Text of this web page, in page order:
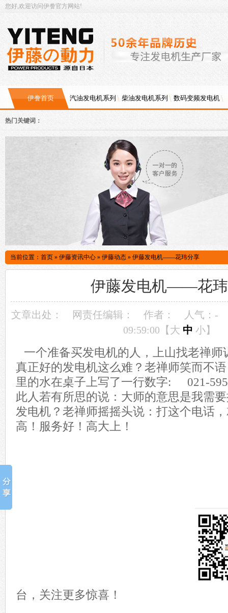
您好,欢迎访问伊誊官方网站!
伊誊首页 汽油发电机系列 柴油发电机系列 数码变频发电机
热门关键词：
当前位置： 首页 » 伊藤资讯中心 » 伊藤动态 » 伊藤发电机——花玮分享
伊藤发电机——花
文章出处： 网责任编辑： 作者： 人气： -
09:59:00【 大 中 小】
一个准备买发电机的人，上山找老禅师
真正好的发电机这么难？老禅师笑而不
里的水在桌子上写了一行数字: 021-
此人若有所思的说：大师的意思是我需
发电机？老禅师摇摇头说：打这个电话
高！服务好！高大上！
台，关注更多惊喜！